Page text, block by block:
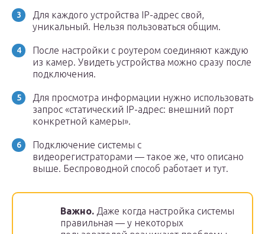
Для каждого устройства IP-адрес свой,
уникальный. Нельзя пользоваться общим.
После настройки с роутером соединяют каждую
из камер. Увидеть устройства можно сразу после
подключения.
Для просмотра информации нужно использовать
запрос «статический IP-адрес: внешний порт
конкретной камеры».
Подключение системы с
видеорегистраторами — такое же, что описано
выше. Беспроводной способ работает и тут.
Важно. Даже когда настройка системы
правильная — у некоторых